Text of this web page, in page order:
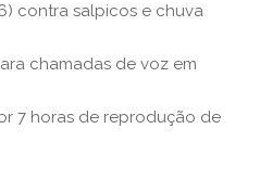
contra salpicos e chuva
chamadas de voz em
7 horas de reprodução de